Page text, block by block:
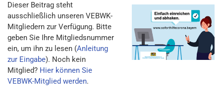
Dieser Beitrag steht
ausschließlich unseren VEBWK-
Mitgliedern zur Verfügung. Bitte
geben Sie Ihre Mitgliedsnummer
ein, um ihn zu lesen (Anleitung
zur Eingabe). Noch kein
Mitglied? Hier können Sie
VEBWK-Mitglied werden.